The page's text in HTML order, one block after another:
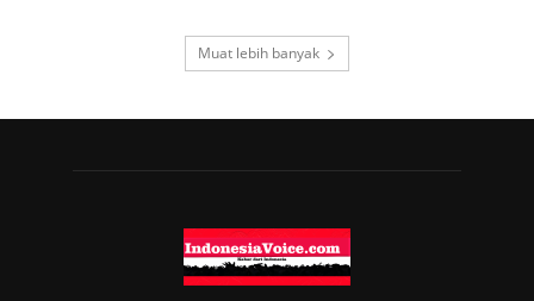
Muat lebih banyak